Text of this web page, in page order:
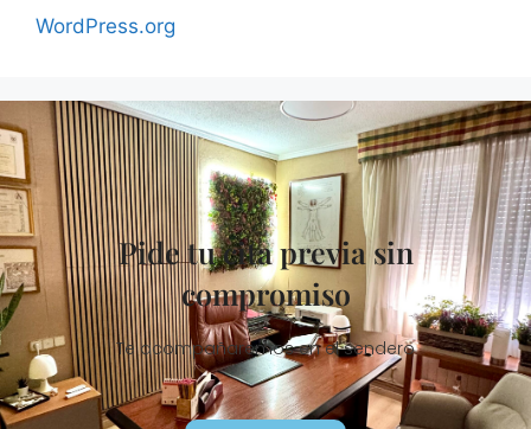
WordPress.org
Pide tu cita previa sin
compromiso
Te acompañaremos en el sendero